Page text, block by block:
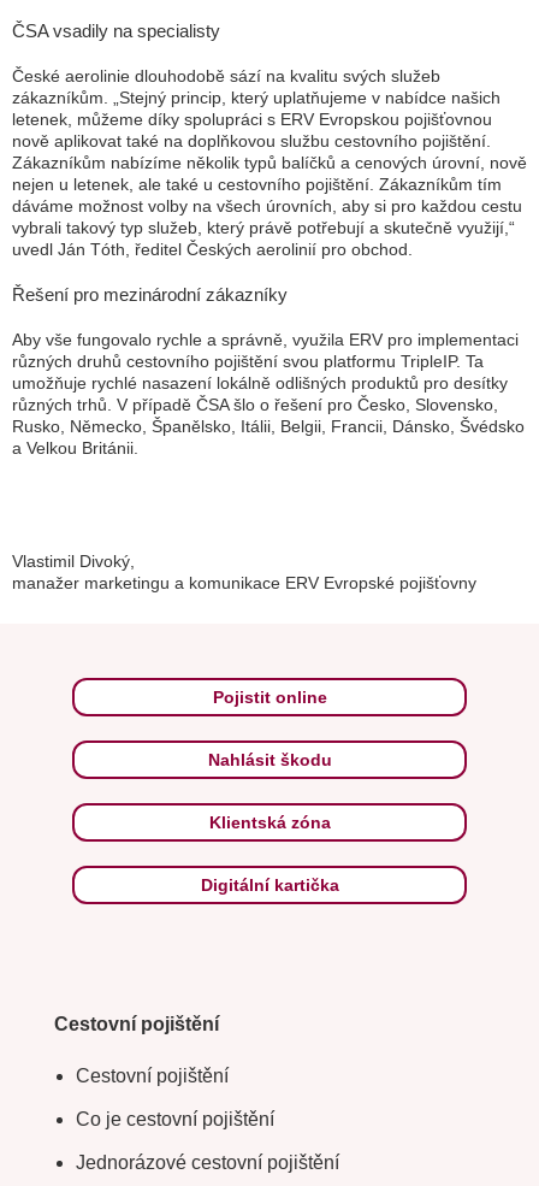
ČSA vsadily na specialisty
České aerolinie dlouhodobě sází na kvalitu svých služeb
zákazníkům.
„Stejný princip, který uplatňujeme v nabídce našich
letenek, můžeme díky spolupráci s ERV Evropskou pojišťovnou
nově aplikovat také na doplňkovou službu cestovního pojištění.
Zákazníkům nabízíme několik typů balíčků a cenových úrovní, nově
nejen u letenek, ale také u cestovního pojištění. Zákazníkům tím
dáváme možnost volby na všech úrovních, aby si pro každou cestu
vybrali takový typ služeb, který právě potřebují a skutečně využijí,“
uvedl Ján Tóth, ředitel Českých aerolinií pro obchod.
Řešení pro mezinárodní zákazníky
Aby vše fungovalo rychle a správně, využila ERV pro implementaci
různých druhů cestovního pojištění svou platformu TripleIP. Ta
umožňuje rychlé nasazení lokálně odlišných produktů pro desítky
různých trhů. V případě ČSA šlo o řešení pro Česko, Slovensko,
Rusko, Německo, Španělsko, Itálii, Belgii, Francii, Dánsko, Švédsko
a Velkou Británii.
Vlastimil Divoký,
manažer marketingu a komunikace ERV Evropské pojišťovny
Pojistit online
Nahlásit škodu
Klientská zóna
Digitální kartička
Cestovní pojištění
Cestovní pojištění
Co je cestovní pojištění
Jednorázové cestovní pojištění